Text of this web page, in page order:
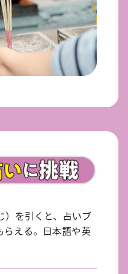
）を引くと、占いブ
らえる。日本語や英